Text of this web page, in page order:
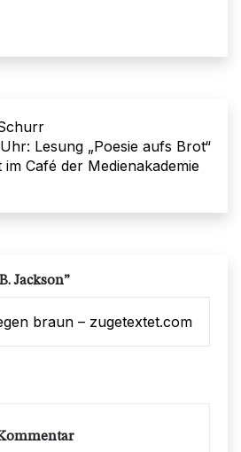
Lesung „Poesie aufs Brot“
Café der Medienakademie
Jackson”
braun – zugetextet.com